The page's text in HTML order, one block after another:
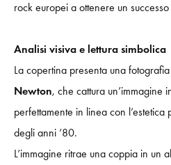
rock europei a ottenere un
Analisi visiva e lettura simbolica
La copertina presenta una
Newton, che cattura un’immagine
perfettamente in linea con
degli anni ’80.
L’immagine ritrae una coppia in un